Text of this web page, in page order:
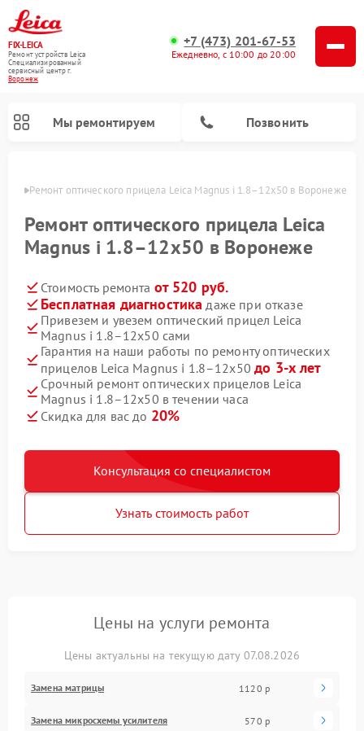
FIX-LEICA
Ремонт устройств Leica
Специализированный
cервисный центр г.
Воронеж
+7 (473) 201-67-53
Ежедневно, с 10:00 до 20:00
Мы ремонтируем Позвонить
Ремонт оптического прицела Leica Magnus i 1.8–12x50 в Воронеже
Ремонт оптического прицела Leica
Magnus i 1.8–12x50 в Воронеже
Стоимость ремонта от 520 руб.
Бесплатная диагностика даже при отказе
Привезем и увезем оптический прицел Leica
Magnus i 1.8–12x50 сами
Гарантия на наши работы по ремонту оптических
прицелов Leica Magnus i 1.8–12x50до 3-х лет
Срочный ремонт оптических прицелов Leica
Magnus i 1.8–12x50 в течении часа
Скидка для вас до 20%
Консультация со специалистом
Узнать стоимость работ
Цены на услуги ремонта
Цены актуальны на текущую дату 07.08.2026
Замена матрицы 1120 р
Замена микросхемы усилителя 570 р